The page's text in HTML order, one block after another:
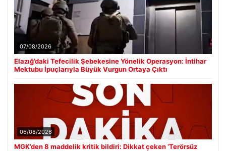
07/08/2026
Elazığ’daki Tefecilik Şebekesine Yönelik Operasyon: İntihar
Mektubu İpuçlarıyla Büyük Vurgun Ortaya Çıktı
06/08/2026
MGK’den 8 maddelik kritik bildiri: Dikkat çeken ‘Terörsüz